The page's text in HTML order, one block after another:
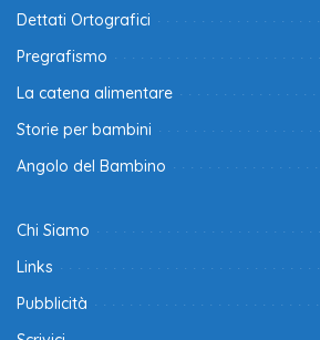
Dettati Ortografici
Pregrafismo
La catena alimentare
Storie per bambini
Angolo del Bambino
Chi Siamo
Links
Pubblicità